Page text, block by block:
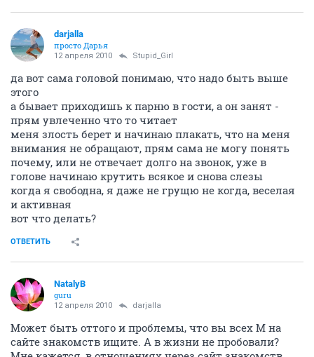
darjalla
просто Дарья
12 апреля 2010 Stupid_Girl
да вот сама головой понимаю, что надо быть выше
этого
а бывает приходишь к парню в гости, а он занят -
прям увлеченно что то читает
меня злость берет и начинаю плакать, что на меня
внимания не обращают, прям сама не могу понять
почему, или не отвечает долго на звонок, уже в
голове начинаю крутить всякое и снова слезы
когда я свободна, я даже не грущю не когда, веселая
и активная
вот что делать?
ОТВЕТИТЬ
NatalyB
guru
12 апреля 2010 darjalla
Может быть оттого и проблемы, что вы всех М на
сайте знакомств ищите. А в жизни не пробовали?